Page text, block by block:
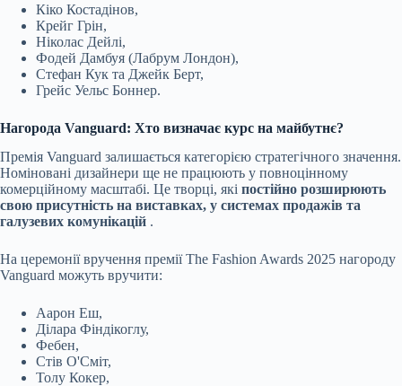
Кіко Костадінов,
Крейг Грін,
Ніколас Дейлі,
Фодей Дамбуя (Лабрум Лондон),
Стефан Кук та Джейк Берт,
Грейс Уельс Боннер.
Нагорода Vanguard: Хто визначає курс на майбутнє?
Премія Vanguard залишається категорією стратегічного значення.
Номіновані дизайнери ще не працюють у повноцінному
комерційному масштабі. Це творці, які постійно розширюють
свою присутність на виставках, у системах продажів та
галузевих комунікацій .
На церемонії вручення премії The Fashion Awards 2025 нагороду
Vanguard можуть вручити:
Аарон Еш,
Ділара Фіндікоглу,
Фебен,
Стів О'Сміт,
Толу Кокер,